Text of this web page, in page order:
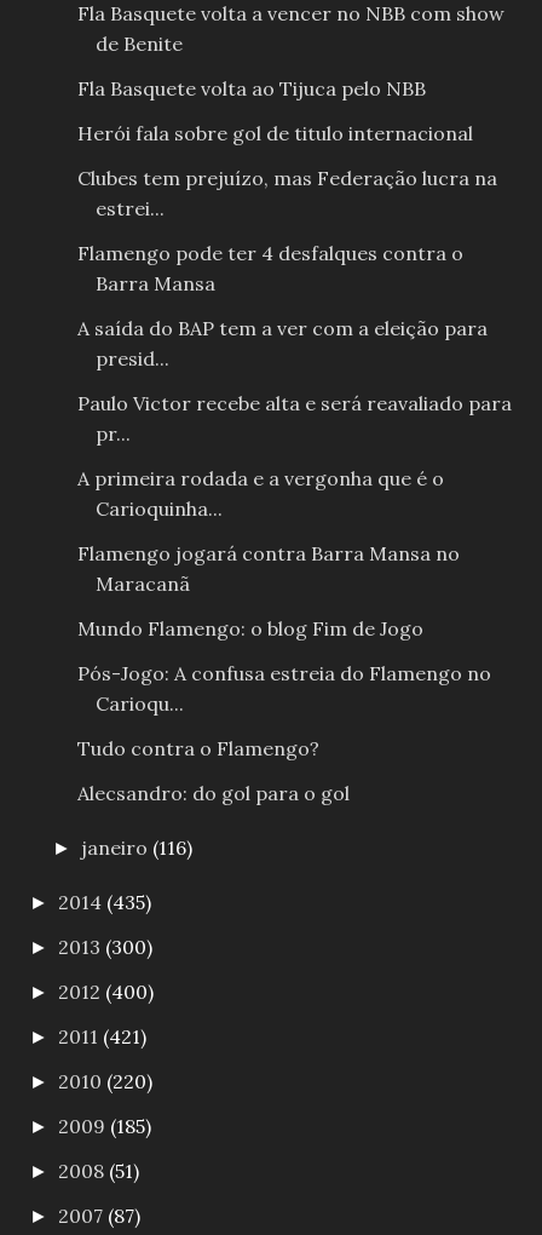
Fla Basquete volta a vencer no NBB com show
de Benite
Fla Basquete volta ao Tijuca pelo NBB
Herói fala sobre gol de titulo internacional
Clubes tem prejuízo, mas Federação lucra na
estrei...
Flamengo pode ter 4 desfalques contra o
Barra Mansa
A saída do BAP tem a ver com a eleição para
presid...
Paulo Victor recebe alta e será reavaliado para
pr...
A primeira rodada e a vergonha que é o
Carioquinha...
Flamengo jogará contra Barra Mansa no
Maracanã
Mundo Flamengo: o blog Fim de Jogo
Pós-Jogo: A confusa estreia do Flamengo no
Carioqu...
Tudo contra o Flamengo?
Alecsandro: do gol para o gol
► janeiro (116)
► 2014 (435)
► 2013 (300)
► 2012 (400)
► 2011 (421)
► 2010 (220)
► 2009 (185)
► 2008 (51)
► 2007 (87)